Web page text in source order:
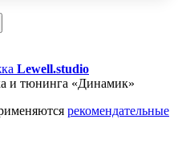
Lewell.studio
и тюнинга «Динамик»
рекомендательные